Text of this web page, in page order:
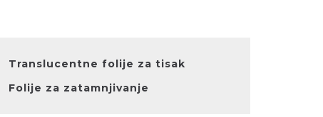
Translucentne folije za tisak
Folije za zatamnjivanje